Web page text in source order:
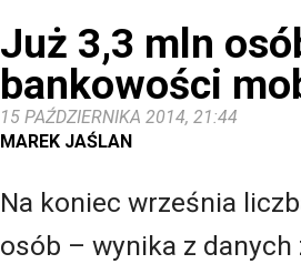
Już 3,3 mln
bankowości
15 PAŹDZIERNIKA 2014, 21:44
MAREK JAŚLAN
Na koniec września
osób – wynika z